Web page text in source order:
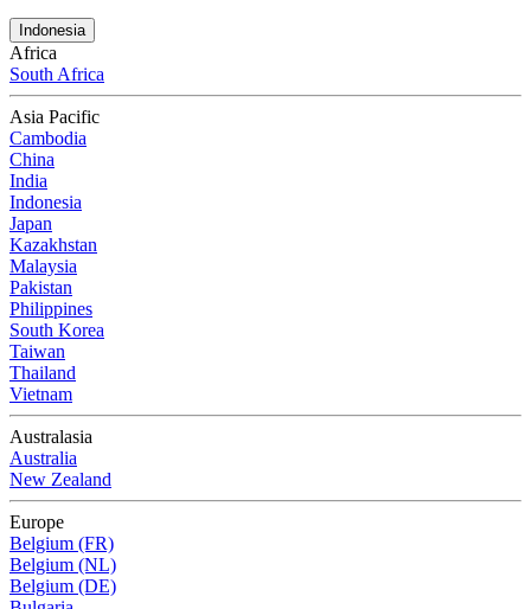
Indonesia
Africa
South Africa
Asia Pacific
Cambodia
China
India
Indonesia
Japan
Kazakhstan
Malaysia
Pakistan
Philippines
South Korea
Taiwan
Thailand
Vietnam
Australasia
Australia
New Zealand
Europe
Belgium (FR)
Belgium (NL)
Belgium (DE)